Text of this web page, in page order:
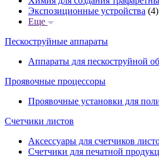
Экспозиционные устройства (4)
Еще
Пескоструйные аппараты
Аппараты для пескоструйной
Проявочные процессоры
Проявочные установки для
Счетчики листов
Аксессуары для счетчиков
Счетчики для печатной